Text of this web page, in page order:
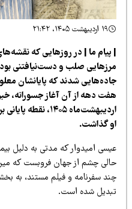
ما | در روزهایی که نقشه‌های
صلب و دست‌نیافتنی بودند، دو
شدند که پایانشان معلوم
اردیبهشت‌ماه ۱۴۰۵، نقطه
گذاشت.
امیدوار که مدتی به دلیل بیماری
چشم از جهان فروبست که میراث او
سفرنامه و فیلم مستند، به بخشی از
شده است.